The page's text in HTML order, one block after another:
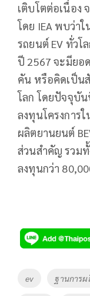
เติบโตต่อเนื่อง
โดย IEA พบว่า
รถยนต์ EV ทั่วโ
ปี 2567 จะมียอ
คัน หรือคิดเป็น
โลก โดยปัจจุบัน
ลงทุนโครงการ
ผลิตยานยนต์
ส่วนสำคัญ รวม
ลงทุนกว่า
Tags
ev ฐานการผ